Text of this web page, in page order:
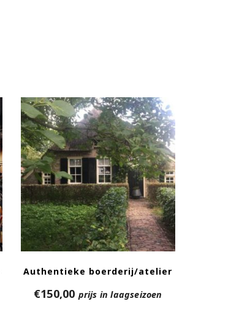
Authentieke boerderij/atelier
€150,00 prijs in laagseizoen